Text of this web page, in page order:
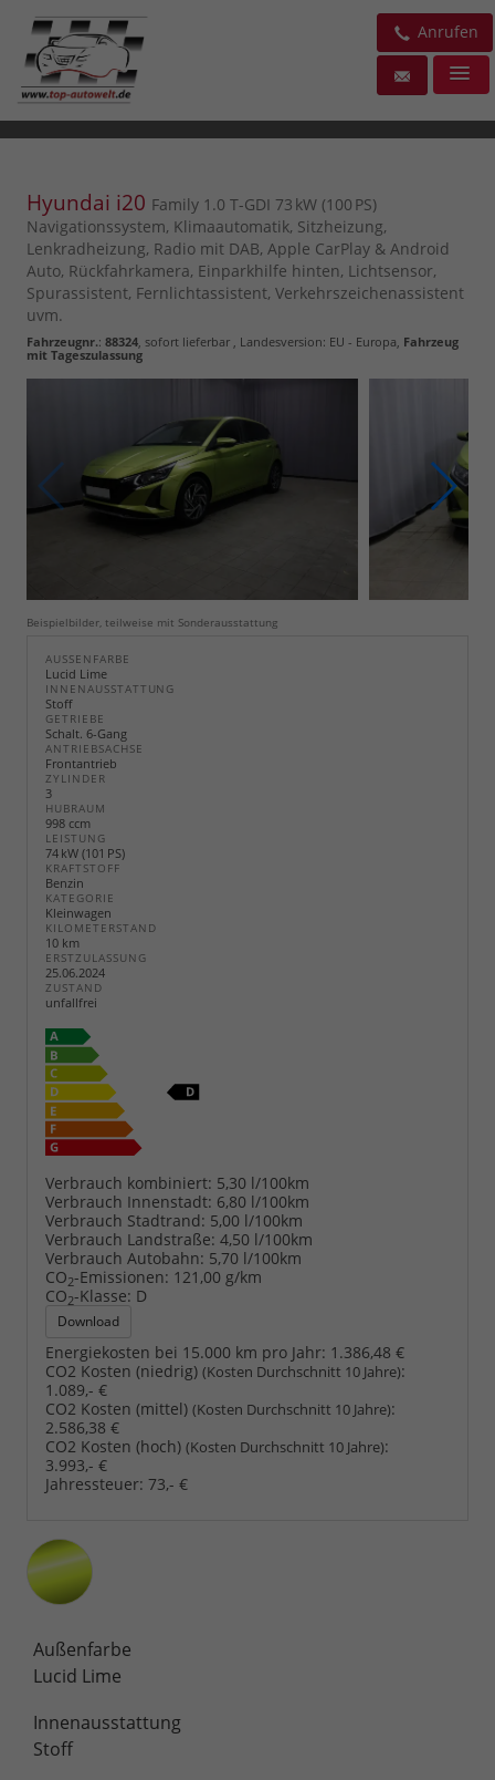
Anrufen
Hyundai i20 Family 1.0 T-GDI 73 kW (100 PS)
Navigationssystem, Klimaautomatik, Sitzheizung,
Lenkradheizung, Radio mit DAB, Apple CarPlay & Android
Auto, Rückfahrkamera, Einparkhilfe hinten, Lichtsensor,
Spurassistent, Fernlichtassistent, Verkehrszeichenassistent
uvm.
Fahrzeugnr.: 88324 sofort lieferbar , Landesversion: EU - Europa, Fahrzeug
mit Tageszulassung
Beispielbilder, teilweise mit Sonderausstattung
AUSSENFARBE
Lucid Lime
INNENAUSSTATTUNG
Stoff
GETRIEBE
Schalt. 6-Gang
ANTRIEBSACHSE
Frontantrieb
ZYLINDER
3
HUBRAUM
998 ccm
LEISTUNG
74 kW (101 PS)
KRAFTSTOFF
Benzin
KATEGORIE
Kleinwagen
KILOMETERSTAND
10 km
ERSTZULASSUNG
25.06.2024
ZUSTAND
unfallfrei
Verbrauch kombiniert: 5,30 l/100km
Verbrauch Innenstadt: 6,80 l/100km
Verbrauch Stadtrand: 5,00 l/100km
Verbrauch Landstraße: 4,50 l/100km
Verbrauch Autobahn: 5,70 l/100km
CO2-Emissionen: 121,00 g/km
CO2-Klasse: D
Download
Energiekosten bei 15.000 km pro Jahr: 1.386,48 €
CO2 Kosten (niedrig) (Kosten Durchschnitt 10 Jahre):
1.089,- €
CO2 Kosten (mittel) (Kosten Durchschnitt 10 Jahre):
2.586,38 €
CO2 Kosten (hoch) (Kosten Durchschnitt 10 Jahre):
3.993,- €
Jahressteuer: 73,- €
Außenfarbe
Lucid Lime
Innenausstattung
Stoff